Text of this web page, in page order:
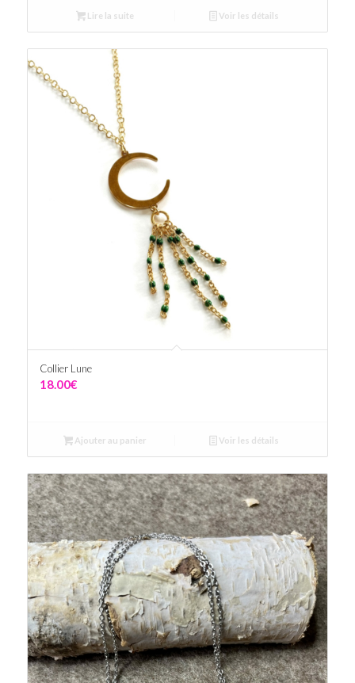
Lire la suite Voir les détails
Collier Lune
18.00€
Ajouter au panier Voir les détails